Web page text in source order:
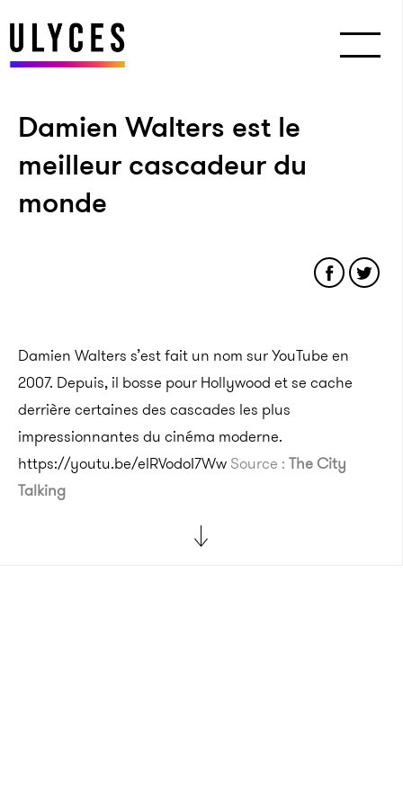
Damien Walters est le
meilleur cascadeur du
monde
Damien Walters s’est fait un nom sur YouTube en
2007. Depuis, il bosse pour Hollywood et se cache
derrière certaines des cascades les plus
impressionnantes du cinéma moderne.
https://youtu.be/elRVodoI7Ww Source : The City
Talking